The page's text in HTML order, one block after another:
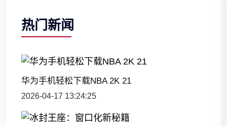
热门新闻
华为手机轻松下载NBA 2K 21
2026-04-17 13:24:25